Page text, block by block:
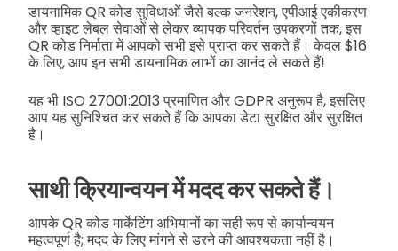
डायनामिक QR कोड सुविधाओं जैसे बल्क जनरेशन, एपीआई एकीकरण
और व्हाइट लेबल सेवाओं से लेकर व्यापक परिवर्तन उपकरणों तक, इस
QR कोड निर्माता में आपको सभी इसे प्राप्त कर सकते हैं। केवल $16
के लिए, आप इन सभी डायनामिक लाभों का आनंद ले सकते हैं!
यह भी ISO 27001:2013 प्रमाणित और GDPR अनुरूप है, इसलिए
आप यह सुनिश्चित कर सकते हैं कि आपका डेटा सुरक्षित और सुरक्षित
है।
साथी क्रियान्वयन में मदद कर सकते हैं।
आपके QR कोड मार्केटिंग अभियानों का सही रूप से कार्यान्वयन
महत्वपूर्ण है; मदद के लिए मांगने से डरने की आवश्यकता नहीं है।